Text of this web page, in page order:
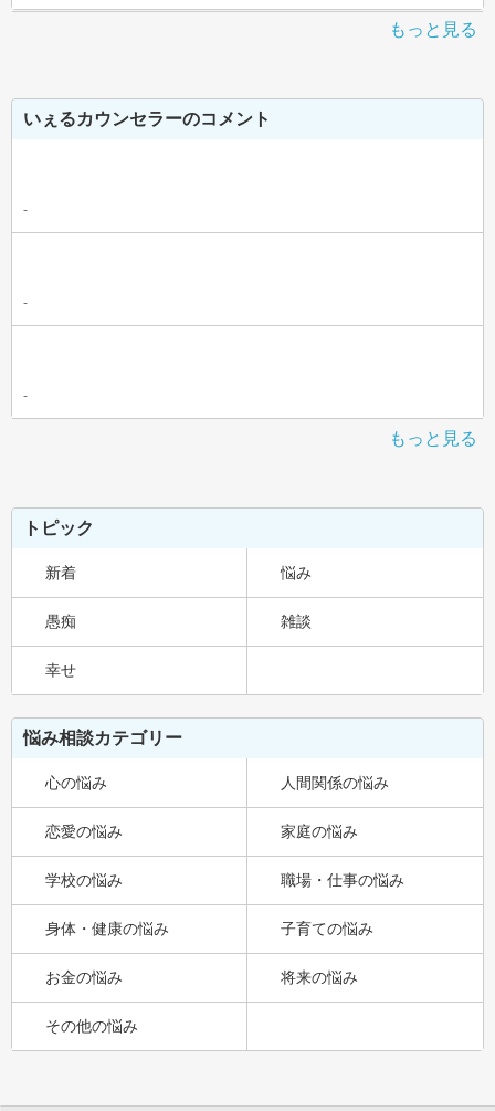
もっと見る
いぇるカウンセラーのコメント
-
-
-
もっと見る
トピック
新着 悩み
愚痴 雑談
幸せ
悩み相談カテゴリー
心の悩み 人間関係の悩み
恋愛の悩み 家庭の悩み
学校の悩み 職場・仕事の悩み
身体・健康の悩み 子育ての悩み
お金の悩み 将来の悩み
その他の悩み